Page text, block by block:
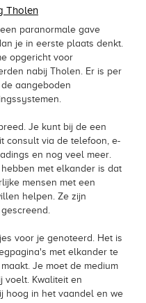
Tholen
paranormale gave
je in eerste plaats denkt.
opgericht voor
nabij Tholen. Er is per
aangeboden
Je kunt bij de een
consult via de telefoon, e-
en nog veel meer.
met elkander is dat
mensen met een
helpen. Ze zijn
voor je genoteerd. Het is
met elkander te
Je moet de medium
voelt. Kwaliteit en
hoog in het vaandel en we